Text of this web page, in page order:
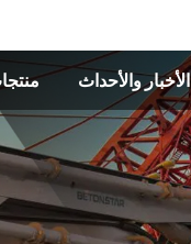
الأخبار والأحداث